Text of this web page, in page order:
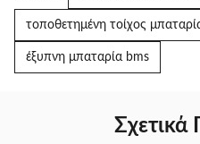
τοποθετημένη τοίχος
έξυπνη μπαταρία bms
Σχετικά